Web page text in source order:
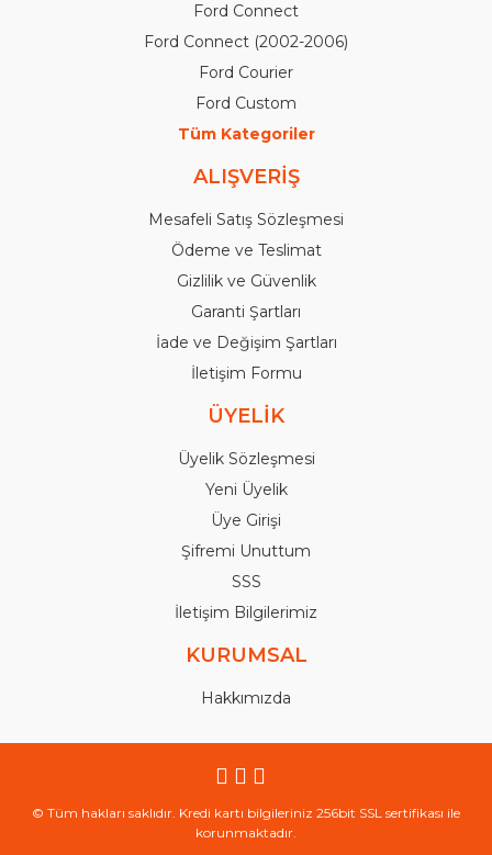
Ford Connect
Ford Connect (2002-2006)
Ford Courier
Ford Custom
Tüm Kategoriler
ALIŞVERİŞ
Mesafeli Satış Sözleşmesi
Ödeme ve Teslimat
Gizlilik ve Güvenlik
Garanti Şartları
İade ve Değişim Şartları
İletişim Formu
ÜYELİK
Üyelik Sözleşmesi
Yeni Üyelik
Üye Girişi
Şifremi Unuttum
SSS
İletişim Bilgilerimiz
KURUMSAL
Hakkımızda
© Tüm hakları saklıdır. Kredi kartı bilgileriniz 256bit SSL sertifikası ile
korunmaktadır.